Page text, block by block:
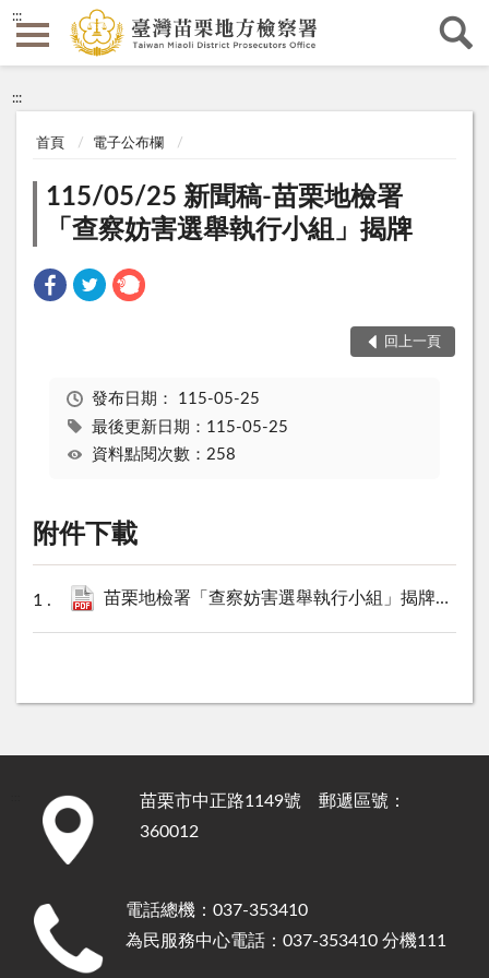
:::
:::
首頁 電子公布欄
115/05/25 新聞稿-苗栗地檢署
「查察妨害選舉執行小組」揭牌
回上一頁
發布日期： 115-05-25
最後更新日期：115-05-25
資料點閱次數：258
附件下載
苗栗地檢署「查察妨害選舉執行小組」揭牌新聞稿.pdf
苗栗市中正路1149號 郵遞區號：
360012
電話總機：037-353410
為民服務中心電話：037-353410 分機111